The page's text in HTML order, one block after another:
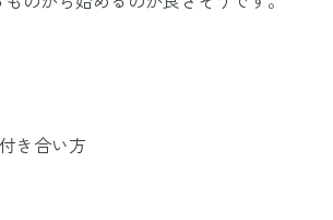
き合い方